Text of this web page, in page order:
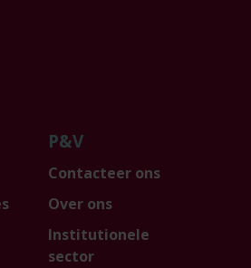
P&V
Contacteer ons
Over ons
Institutionele
sector